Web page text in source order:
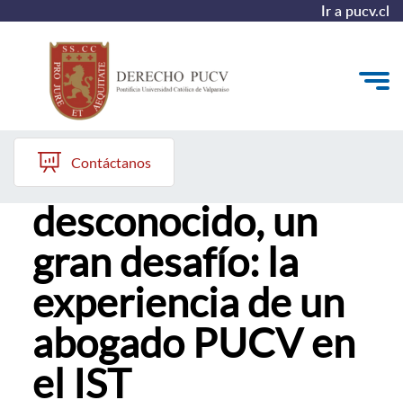
Ir a pucv.cl
Quiénes somos
Estudiantes y Admisión
Postgrados y Formación Continua
Investigación y Biblioteca
Vinculación con el Medio y Alumni
Contáctanos
Matías Valdés Lara, Alumni Derecho PUCV
Un ámbito
desconocido, un
gran desafío: la
experiencia de un
abogado PUCV en
el IST